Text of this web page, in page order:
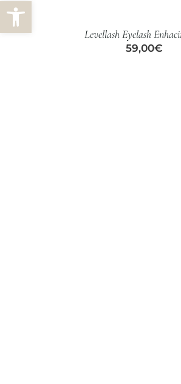
Abrir barra de herramientas
DETALLES
Levellash Eyelash
59,00€